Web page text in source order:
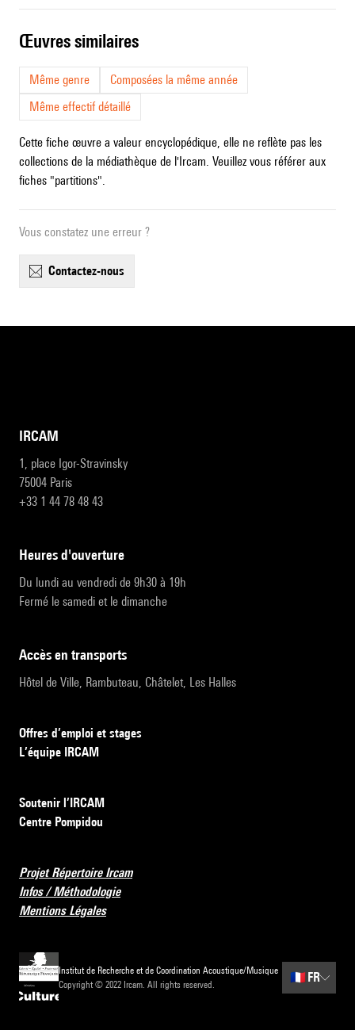
œuvres similaires
Même genre
Composées la même année
Même effectif détaillé
Cette fiche œuvre a valeur encyclopédique, elle ne reflète pas les
collections de la médiathèque de l'Ircam. Veuillez vous référer aux
fiches "partitions".
Vous constatez une erreur ?
contactez-nous
IRCAM
1, place Igor-Stravinsky
75004 Paris
+33 1 44 78 48 43
heures d'ouverture
Du lundi au vendredi de 9h30 à 19h
Fermé le samedi et le dimanche
accès en transports
Hôtel de Ville, Rambuteau, Châtelet, Les Halles
Offres d’emploi et stages
L’équipe IRCAM
Soutenir l’IRCAM
Centre Pompidou
Projet Répertoire Ircam
Infos / Méthodologie
Mentions Légales
Institut de Recherche et de Coordination Acoustique/Musique
Copyright © 2022 Ircam. All rights reserved.
🇫🇷 FR